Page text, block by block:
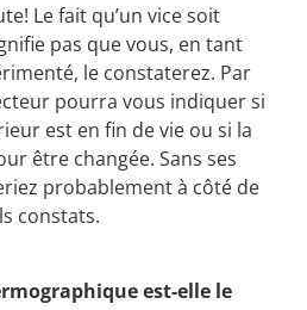
Le fait qu’un vice soit
pas que vous, en tant
le constaterez. Par
pourra vous indiquer si
est en fin de vie ou si la
être changée. Sans ses
probablement à côté de
constats.
est-elle le